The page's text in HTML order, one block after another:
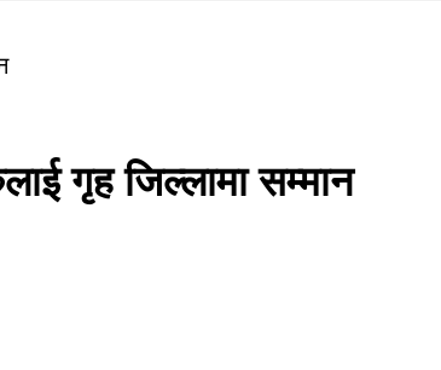
गृह जिल्लामा सम्मान